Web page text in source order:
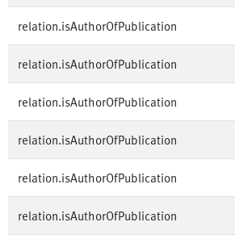
relation.isAuthorOfPublication
relation.isAuthorOfPublication
relation.isAuthorOfPublication
relation.isAuthorOfPublication
relation.isAuthorOfPublication
relation.isAuthorOfPublication